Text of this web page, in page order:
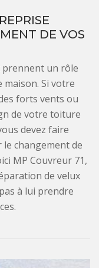
DE VOS
prennent un rôle
maison. Si votre
forts vents ou
de votre toiture
devez faire
changement de
MP Couvreur 71,
de velux
à lui prendre